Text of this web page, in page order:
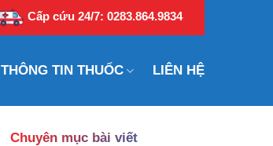
Cấp cứu 24/7: 0283.864.9834
THÔNG TIN THUỐC LIÊN HỆ
Chuyên mục bài viết